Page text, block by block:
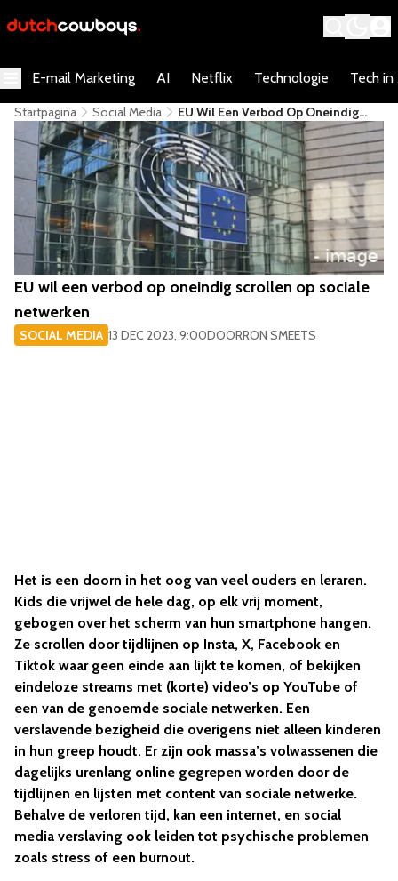
E-mail Marketing AI Netflix Technologie Tech in
Startpagina Social Media
EU Wil Een Verbod Op Oneindig
Scrollen Op Sociale Netwerken
EU wil een verbod op oneindig scrollen op sociale
netwerken
SOCIAL MEDIA 13 DEC 2023, 9:00DOORRON SMEETS
Het is een doorn in het oog van veel ouders en leraren.
Kids die vrijwel de hele dag, op elk vrij moment,
gebogen over het scherm van hun smartphone hangen.
Ze scrollen door tijdlijnen op Insta, X, Facebook en
Tiktok waar geen einde aan lijkt te komen, of bekijken
eindeloze streams met (korte) video’s op YouTube of
een van de genoemde sociale netwerken. Een
verslavende bezigheid die overigens niet alleen kinderen
in hun greep houdt. Er zijn ook massa’s volwassenen die
dagelijks urenlang online gegrepen worden door de
tijdlijnen en lijsten met content van sociale netwerke.
Behalve de verloren tijd, kan een internet, en social
media verslaving ook leiden tot psychische problemen
zoals stress of een burnout.